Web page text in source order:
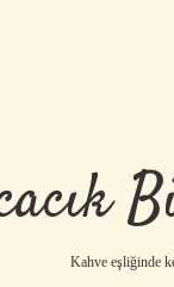
Kahve eşliğinde